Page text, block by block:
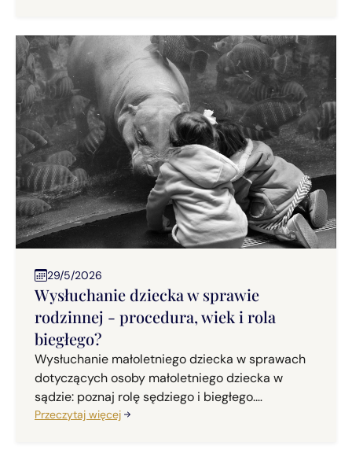
29/5/2026
Wysłuchanie dziecka w sprawie
rodzinnej - procedura, wiek i rola
biegłego?
Wysłuchanie małoletniego dziecka w sprawach
dotyczących osoby małoletniego dziecka w
sądzie: poznaj rolę sędziego i biegłego.
Praktyczne porady.
Przeczytaj więcej